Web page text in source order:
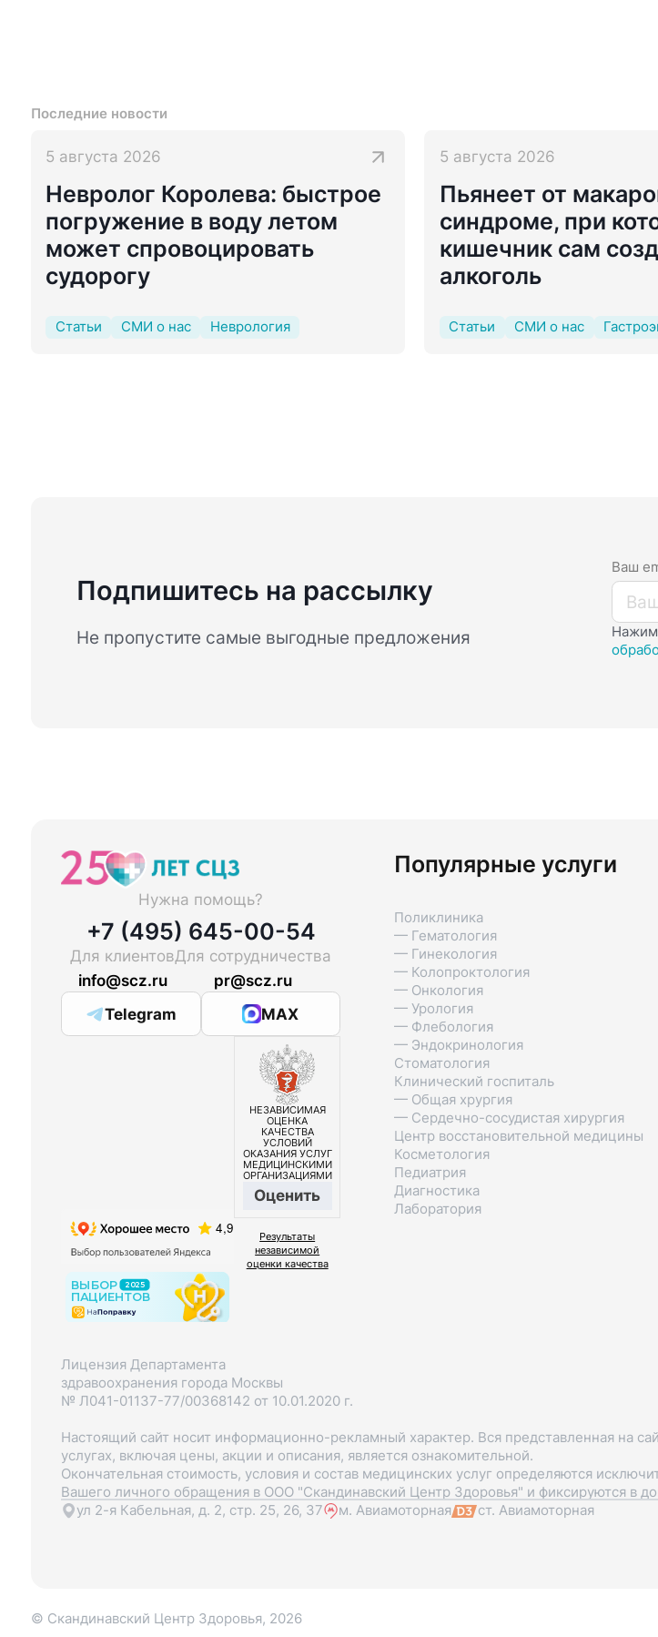
Последние новости
5 августа 2026
Невролог Королева: быстрое
погружение в воду летом
может спровоцировать
судорогу
Статьи СМИ о нас Неврология
5 августа 2026
Пьянеет от
синдроме, при
кишечник сам
алкоголь
Статьи СМИ о нас
Подпишитесь на рассылку
Не пропустите самые выгодные предложения
Ваш
Нужна помощь?
+7 (495) 645-00-54
Для клиентов
info@scz.ru
Для сотрудничества
pr@scz.ru
Telegram
MAX
НЕЗАВИСИМАЯ
ОЦЕНКА
КАЧЕСТВА
УСЛОВИЙ
ОКАЗАНИЯ УСЛУГ
МЕДИЦИНСКИМИ
ОРГАНИЗАЦИЯМИ
Оценить
Результаты
независимой
оценки качества
Популярные услуги
Поликлиника
— Гематология
— Гинекология
— Колопроктология
— Онкология
— Урология
— Флебология
— Эндокринология
Стоматология
Клинический госпиталь
— Общая хрургия
— Сердечно-сосудистая хирургия
Центр восстановительной медицины
Косметология
Педиатрия
Диагностика
Лаборатория
Лицензия Департамента
здравоохранения города Москвы
№ Л041-01137-77/00368142 от 10.01.2020 г.
Настоящий сайт носит информационно-рекламный характер. Вся представленная на
услугах, включая цены, акции и описания, является ознакомительной.
Окончательная стоимость, условия и состав медицинских услуг определяются
Вашего личного обращения в ООО "Скандинавский Центр Здоровья" и фиксируются в
ул 2-я Кабельная, д. 2, стр. 25, 26, 37
м. Авиамоторная ст. Авиамоторная
© Скандинавский Центр Здоровья, 2026